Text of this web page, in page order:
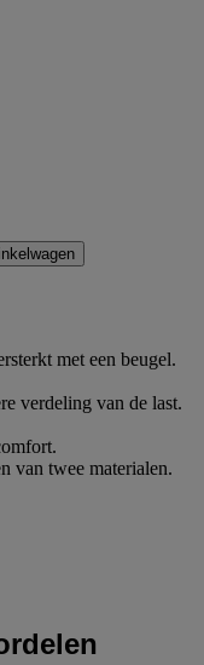
met een beugel.
verdeling van de last.
van twee materialen.